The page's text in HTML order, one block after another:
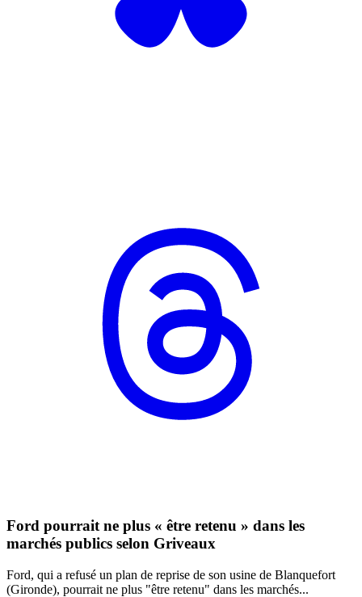
Ford pourrait ne plus « être retenu » dans les
marchés publics selon Griveaux
Ford, qui a refusé un plan de reprise de son usine de Blanquefort
(Gironde), pourrait ne plus "être retenu" dans les marchés...